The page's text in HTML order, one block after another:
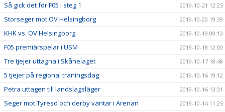
Så gick det för F05 i steg 1 2019-10-21 12:25
Storseger mot OV Helsingborg 2019-10-20 19:39
KHK vs. OV Helsingborg 2019-10-19 09:13
F05 premiärspelar i USM 2019-10-18 12:00
Tre tjejer uttagna i Skånelaget 2019-10-17 18:48
5 tjejer på regional träningsdag 2019-10-16 19:12
Petra uttagen till landslagsläger 2019-10-16 13:31
Seger mot Tyresö och derby väntar i Arenan 2019-10-14 11:25